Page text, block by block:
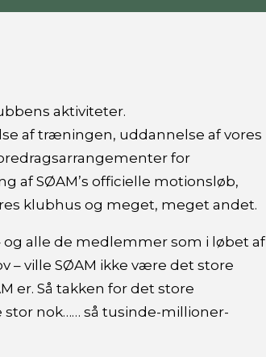
aktiviteter.
af træningen, uddannelse af vores
for
af SØAM’s officielle motionsløb,
klubhus og meget, meget andet.
alle de medlemmer som i løbet af
– ville SØAM ikke være det store
er. Så takken for det store
nok…… så tusinde-millioner-